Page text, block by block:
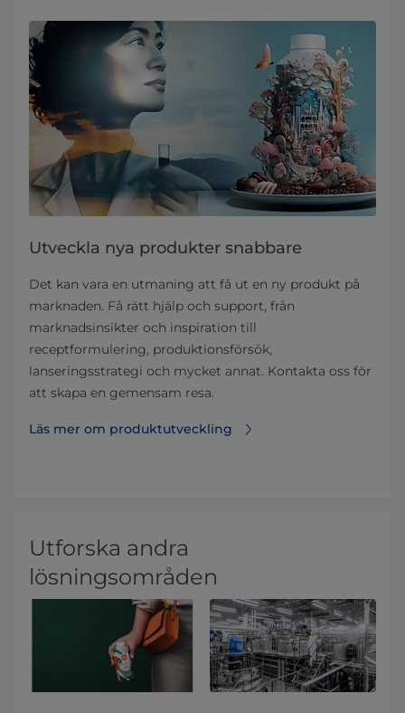
Utveckla nya produkter snabbare
Det kan vara en utmaning att få ut en ny produkt på
marknaden. Få rätt hjälp och support, från
marknadsinsikter och inspiration till
receptformulering, produktionsförsök,
lanseringsstrategi och mycket annat. Kontakta oss för
att skapa en gemensam resa.
Läs mer om produktutveckling
Utforska andra
lösningsområden